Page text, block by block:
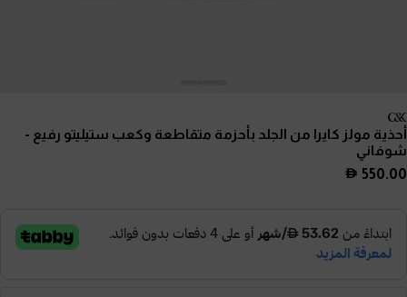
أحذية مولز كايرا من الجلد بأحزمة متقاطعة وكعب ستيليتو رفيع -
شوفاني
550.00